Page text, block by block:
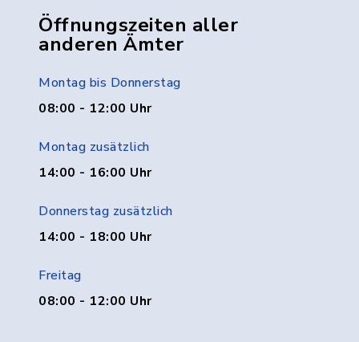
Öffnungszeiten aller
anderen Ämter
Montag bis Donnerstag
08:00 - 12:00 Uhr
Montag zusätzlich
14:00 - 16:00 Uhr
Donnerstag zusätzlich
14:00 - 18:00 Uhr
Freitag
08:00 - 12:00 Uhr